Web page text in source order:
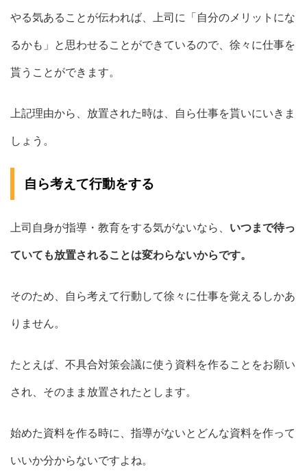
やる気あることが伝われば、上司に「自分のメリットにな
るかも」と思わせることができているので、徐々に仕事を
貰うことができます。
上記理由から、放置された時は、自ら仕事を貰いにいきま
しょう。
自ら考えて行動をする
上司自身が指導・教育をする気がないなら、 いつまで待っ
ていても放置されることは変わらないからです。
そのため、自ら考えて行動して徐々に仕事を覚えるしかあ
りません。
たとえば、不具合対策会議に使う資料を作ることをお願い
され、そのまま放置されたとします。
始めた資料を作る時に、指導がないとどんな資料を作って
いいか分からないですよね。